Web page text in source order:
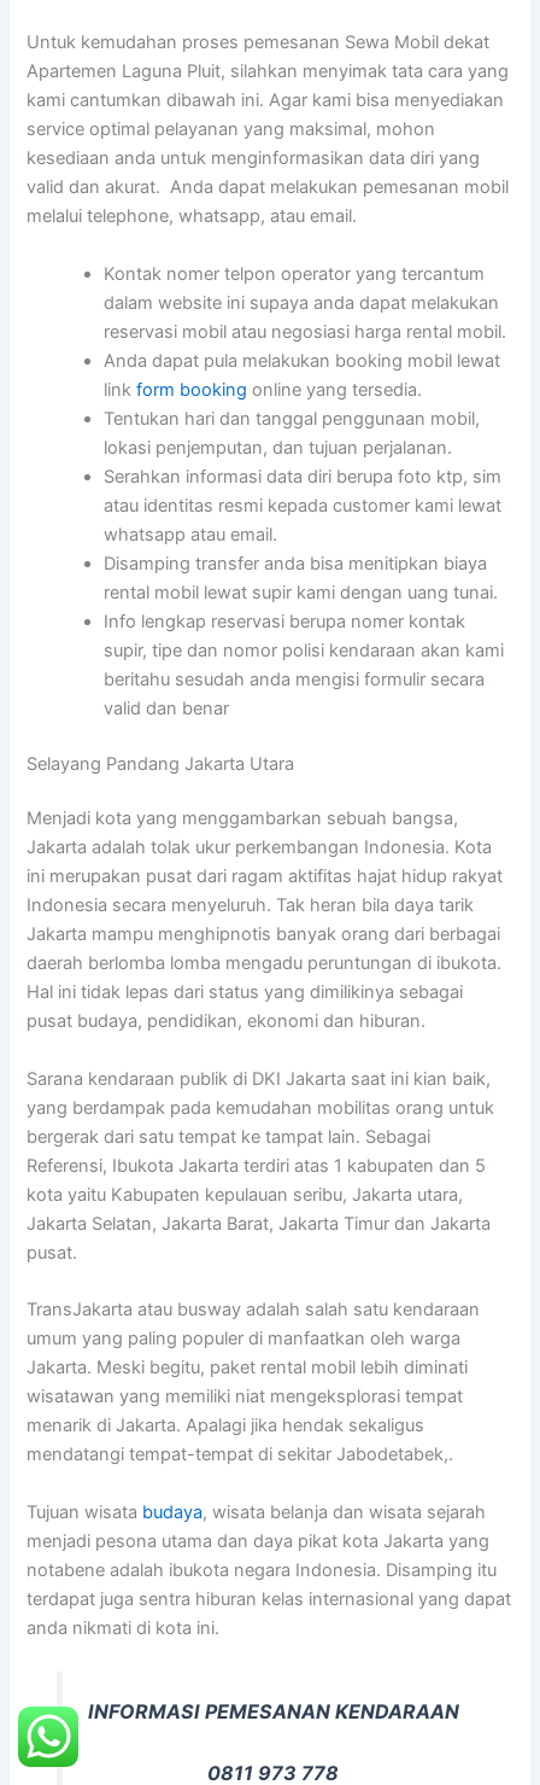
Untuk kemudahan proses pemesanan Sewa Mobil dekat
Apartemen Laguna Pluit, silahkan menyimak tata cara yang
kami cantumkan dibawah ini. Agar kami bisa menyediakan
service optimal pelayanan yang maksimal, mohon
kesediaan anda untuk menginformasikan data diri yang
valid dan akurat. Anda dapat melakukan pemesanan mobil
melalui telephone, whatsapp, atau email.
Kontak nomer telpon operator yang tercantum
dalam website ini supaya anda dapat melakukan
reservasi mobil atau negosiasi harga rental mobil.
Anda dapat pula melakukan booking mobil lewat
linkform booking online yang tersedia.
Tentukan hari dan tanggal penggunaan mobil,
lokasi penjemputan, dan tujuan perjalanan.
Serahkan informasi data diri berupa foto ktp, sim
atau identitas resmi kepada customer kami lewat
whatsapp atau email.
Disamping transfer anda bisa menitipkan biaya
rental mobil lewat supir kami dengan uang tunai.
Info lengkap reservasi berupa nomer kontak
supir, tipe dan nomor polisi kendaraan akan kami
beritahu sesudah anda mengisi formulir secara
valid dan benar
Selayang Pandang Jakarta Utara
Menjadi kota yang menggambarkan sebuah bangsa,
Jakarta adalah tolak ukur perkembangan Indonesia. Kota
ini merupakan pusat dari ragam aktifitas hajat hidup rakyat
Indonesia secara menyeluruh. Tak heran bila daya tarik
Jakarta mampu menghipnotis banyak orang dari berbagai
daerah berlomba lomba mengadu peruntungan di ibukota.
Hal ini tidak lepas dari status yang dimilikinya sebagai
pusat budaya, pendidikan, ekonomi dan hiburan.
Sarana kendaraan publik di DKI Jakarta saat ini kian baik,
yang berdampak pada kemudahan mobilitas orang untuk
bergerak dari satu tempat ke tampat lain. Sebagai
Referensi, Ibukota Jakarta terdiri atas 1 kabupaten dan 5
kota yaitu Kabupaten kepulauan seribu, Jakarta utara,
Jakarta Selatan, Jakarta Barat, Jakarta Timur dan Jakarta
pusat.
TransJakarta atau busway adalah salah satu kendaraan
umum yang paling populer di manfaatkan oleh warga
Jakarta. Meski begitu, paket rental mobil lebih diminati
wisatawan yang memiliki niat mengeksplorasi tempat
menarik di Jakarta. Apalagi jika hendak sekaligus
mendatangi tempat-tempat di sekitar Jabodetabek,.
Tujuan wisata budaya, wisata belanja dan wisata sejarah
menjadi pesona utama dan daya pikat kota Jakarta yang
notabene adalah ibukota negara Indonesia. Disamping itu
terdapat juga sentra hiburan kelas internasional yang dapat
anda nikmati di kota ini.
INFORMASI PEMESANAN KENDARAAN
0811 973 778